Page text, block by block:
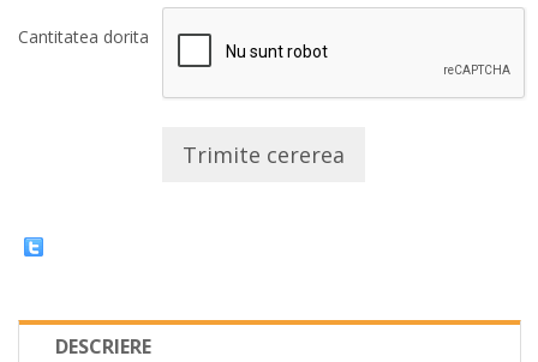
Cantitatea dorita
Trimite cererea
DESCRIERE